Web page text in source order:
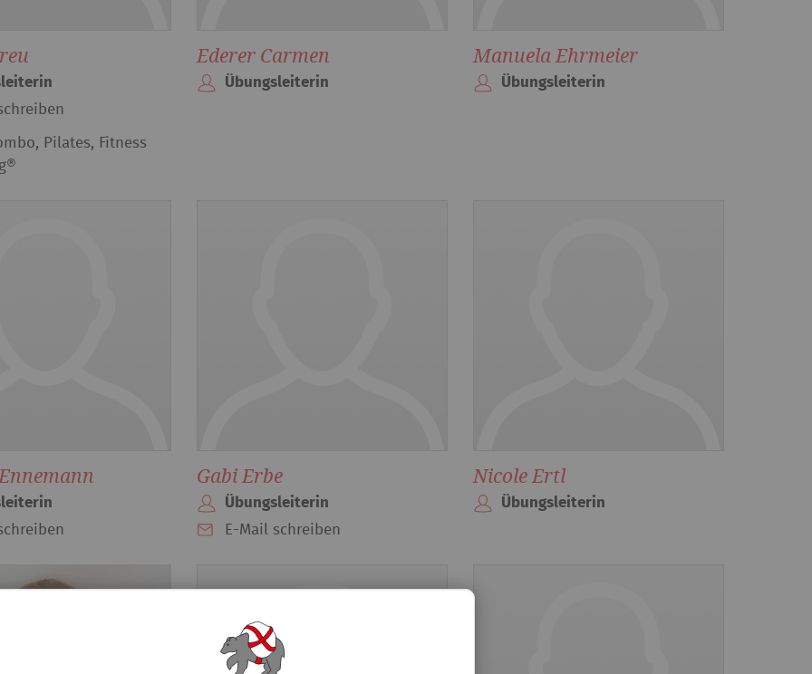
Pilates, Fitness
Ederer Carmen
Übungsleiterin
Manuela Ehrmeier
Übungsleiterin
Gabi Erbe
Übungsleiterin
E-Mail schreiben
Nicole Ertl
Übungsleiterin